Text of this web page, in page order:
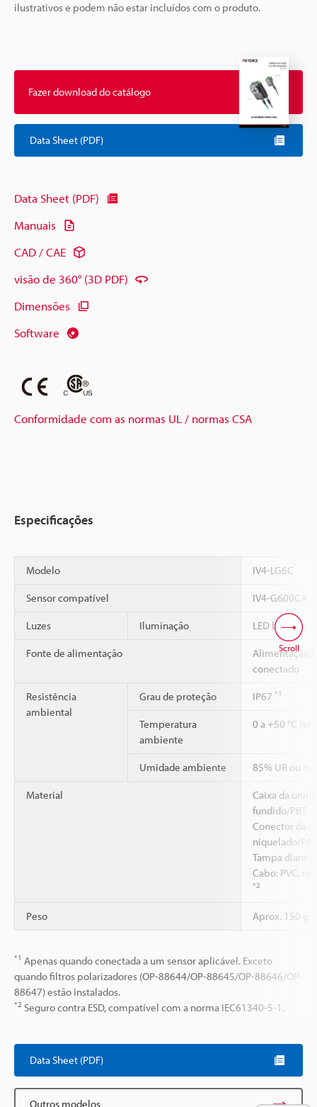
ilustrativos e podem não estar incluídos com o produto.
Fazer download do catálogo
Data Sheet (PDF)
Data Sheet (PDF)
Manuais
CAD / CAE
visão de 360° (3D PDF)
Dimensões
Software
Conformidade com as normas UL / normas CSA
Especificações
Modelo IV4-LG6C
Sensor compatível IV4-G600CA
Luzes Iluminação LED branco
Fonte de alimentação
Alimentação
conectado
Resistência
ambiental
Grau de proteção IP67 *1
Temperatura
ambiente
0 a +50 °C
Umidade ambiente 85% UR ou
Material
Caixa da
fundido/PBT.
Conector da
niquelado/PA.
Tampa
Cabo: PVC,
*2
Peso Aprox. 150 g
*1 Apenas quando conectada a um sensor aplicável. Exceto
quando filtros polarizadores (OP-88644/OP-88645/OP-88646/OP-
88647) estão instalados.
*2 Seguro contra ESD, compatível com a norma IEC61340-5-1.
Scroll
Data Sheet (PDF)
Outros modelos